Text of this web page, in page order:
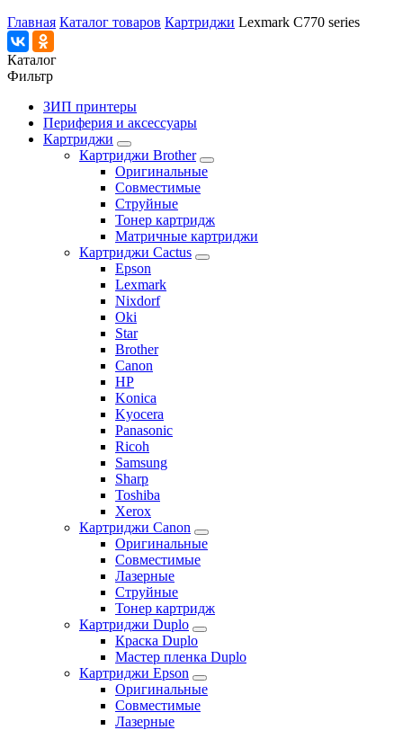
Главная Каталог товаров Картриджи Lexmark C770 series
Каталог
Фильтр
ЗИП принтеры
Периферия и аксессуары
Картриджи
Картриджи Brother
Оригинальные
Совместимые
Струйные
Тонер картридж
Матричные картриджи
Картриджи Cactus
Epson
Lexmark
Nixdorf
Oki
Star
Brother
Canon
HP
Konica
Kyocera
Panasonic
Ricoh
Samsung
Sharp
Toshiba
Xerox
Картриджи Canon
Оригинальные
Совместимые
Лазерные
Струйные
Тонер картридж
Картриджи Duplo
Краска Duplo
Мастер пленка Duplo
Картриджи Epson
Оригинальные
Совместимые
Лазерные